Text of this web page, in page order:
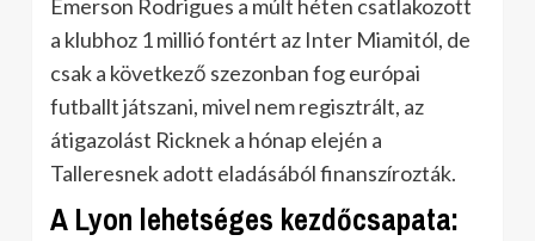
Emerson Rodrigues a múlt héten csatlakozott
a klubhoz 1 millió fontért az Inter Miamitól, de
csak a következő szezonban fog európai
futballt játszani, mivel nem regisztrált, az
átigazolást Ricknek a hónap elején a
Talleresnek adott eladásából finanszírozták.
A Lyon lehetséges kezdőcsapata: